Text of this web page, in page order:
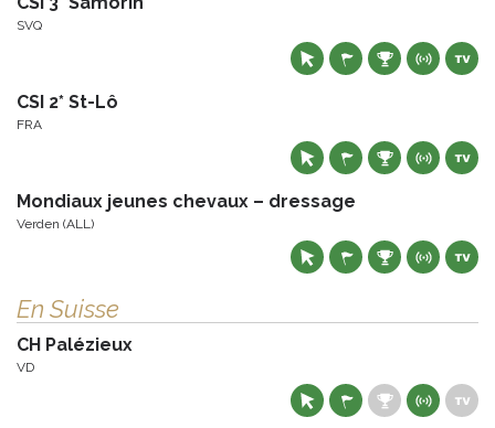
SVQ
CSI 2* St-Lô
FRA
Mondiaux jeunes chevaux – dressage
Verden (ALL)
En Suisse
CH Palézieux
VD